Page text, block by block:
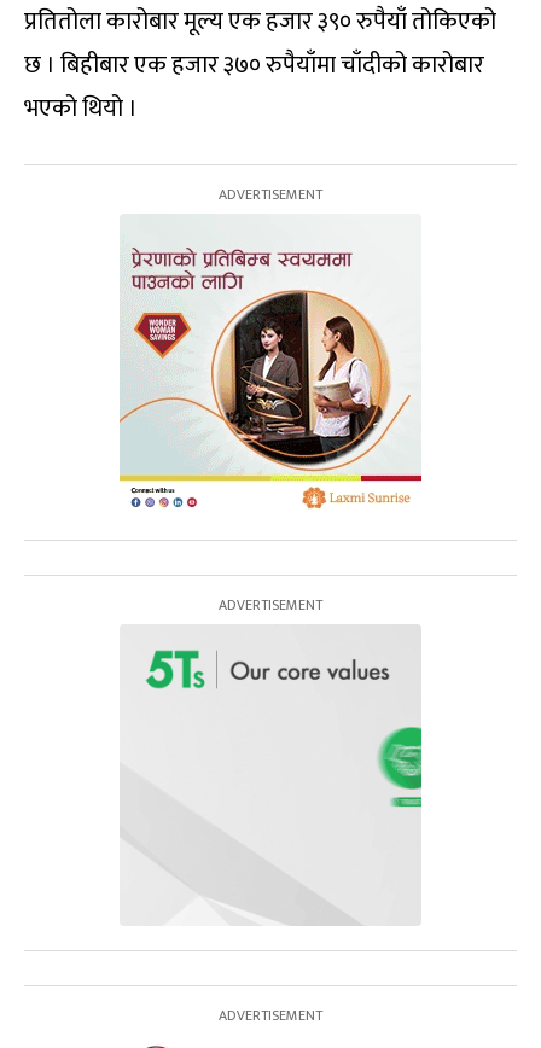
प्रतितोला कारोबार मूल्य एक हजार ३९० रुपैयाँ तोकिएको
छ । बिहीबार एक हजार ३७० रुपैयाँमा चाँदीको कारोबार
भएको थियो ।